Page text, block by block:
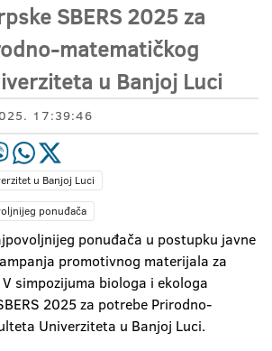
SBERS 2025 za
matematičkog
u Banjoj Luci
17:39:46
u Banjoj Luci
ponuđača
ponuđača u postupku javne
promotivnog materijala za
simpozijuma biologa i ekologa
2025 za potrebe Prirodno-
Univerziteta u Banjoj Luci.